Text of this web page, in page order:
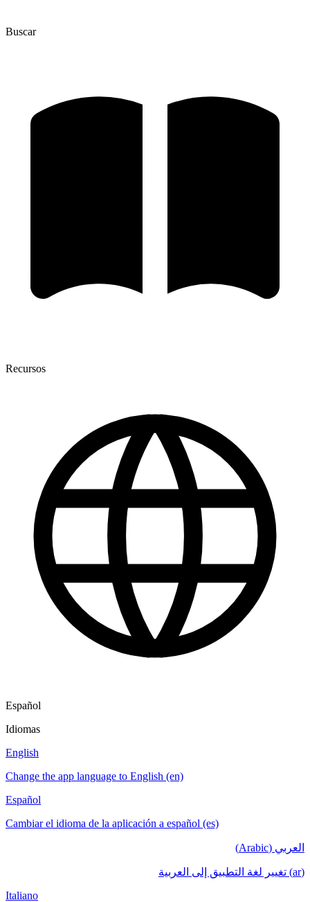
Buscar
Recursos
Español
Idiomas
English
Change the app language to English (en)
Español
Cambiar el idioma de la aplicación a español (es)
العربي (Arabic)
(ar) تغيير لغة التطبيق إلى العربية
Italiano